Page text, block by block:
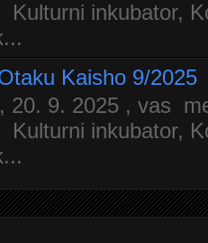
inkubator,
Kaisho 9/2025
20. 9. 2025 , vas
inkubator,